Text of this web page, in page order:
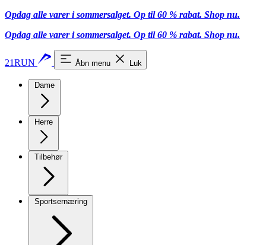
Opdag alle varer i sommersalget. Op til 60 % rabat. Shop nu.
Opdag alle varer i sommersalget. Op til 60 % rabat. Shop nu.
21RUN Åbn menu Luk
Dame
Herre
Tilbehør
Sportsernæring